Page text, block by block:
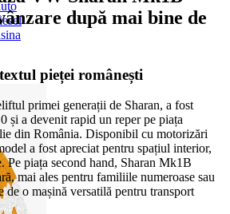
după mai bine de
pieței românești
primei generații de Sharan, a fost
și a devenit rapid un reper pe piața
din România. Disponibil cu motorizări
a fost apreciat pentru spațiul interior,
Pe piața second hand, Sharan Mk1B
mai ales pentru familiile numeroase sau
de o mașină versatilă pentru transport